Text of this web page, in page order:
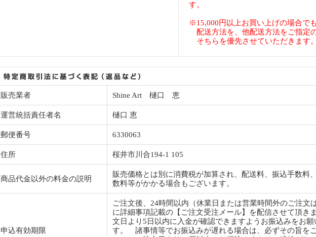
す。
※15,000円以上お買い上げの場合でも
配送方法を、他配送方法をご指定
そちらを優先させていただきます。
販売業者 Shine Art 樋口 恵
運営統括責任者名 樋口 恵
郵便番号 6330063
住所 桜井市川合194-1 105
商品代金以外の料金の説明
販売価格とは別に消費税が加算され、配送料、振込手数料
数料等がかかる場合もございます。
申込有効期限
ご注文後、24時間以内（休業日または営業時間外のご注文
に詳細事項記載の【ご注文受注メール】を配信させて頂
文日より5日以内に入金が確認できますようお振込みをお願
す。 諸事情等でお振込みが遅れる場合は、必ずその旨を